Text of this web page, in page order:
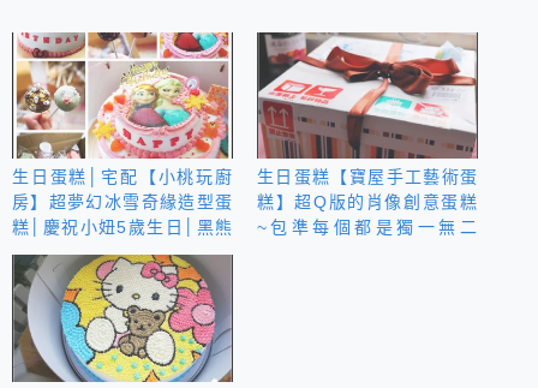
生日蛋糕│宅配【小桃玩廚
房】超夢幻冰雪奇緣造型蛋
糕│慶祝小妞5歲生日│黑熊
先生巧克力布朗尼
生日蛋糕【寶屋手工藝術蛋
糕】超Q版的肖像創意蛋糕
~包準每個都是獨一無二